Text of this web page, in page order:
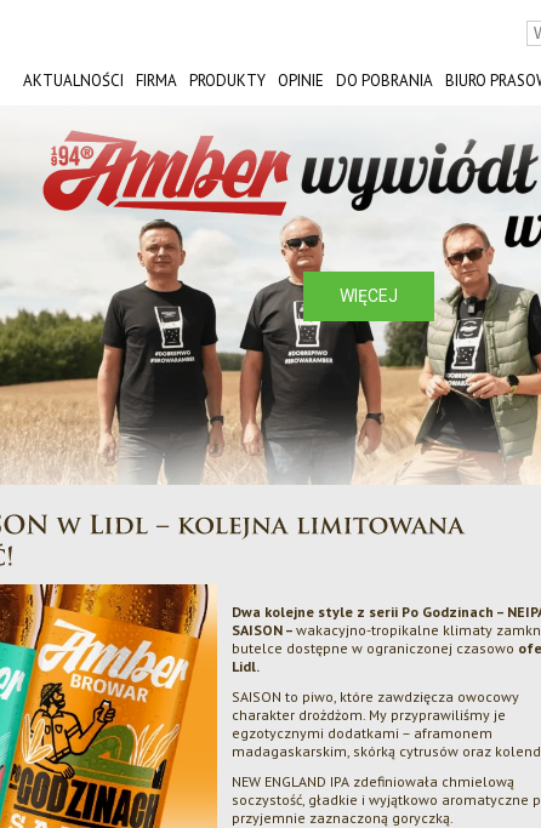
AKTUALNOŚCI FIRMA PRODUKTY OPINIE DO POBRANIA BIURO
AMBER FEST
WIĘCEJ
Dwa kolejne style z serii Po Godzinach –
SAISON – wakacyjno-tropikalne klimaty
butelce dostępne w ograniczonej czasowo
Lidl.
SAISON to piwo, które zawdzięcza owocowy
charakter drożdżom. My przyprawiliśmy je
egzotycznymi dodatkami – aframonem
madagaskarskim, skórką cytrusów oraz
NEW ENGLAND IPA zdefiniowała chmielową
soczystość, gładkie i wyjątkowo aromatyczne
przyjemnie zaznaczoną goryczką.
Dwa srebra dla Browaru Amber